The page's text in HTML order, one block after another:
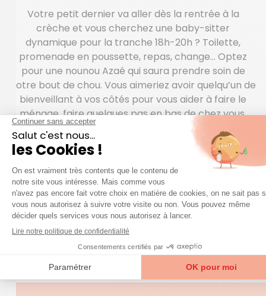
Votre petit dernier va aller dès la rentrée à la
crèche et vous cherchez une baby-sitter
dynamique pour la tranche 18h-20h ? Toilette,
promenade en poussette, repas, change… Optez
pour une nounou Azaé qui saura prendre soin de
votre bout de chou. Vous aimeriez avoir quelqu’un de
bienveillant à vos côtés pour vous aider à faire le
ménage, faire quelques pas en bas de chez vous,
vous rendre chez des amis car cela est important
pour le moral, préparer le dîner… Ensemble,
construisons un service sur-mesure d’aide à la
personne. Afin de parer aux situations d’urgence à
toute heure du jour et de la nuit, Azaé a recours à un
service de téléassistance moderne et simple
d’utilisation. Et n’oubliez pas que le CESU est un mode
de paiement avantageux pour ceux qui hésitent à
s’offrir les services d’une aide à domicile.